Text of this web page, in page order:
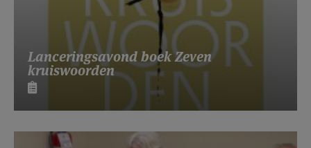
Lanceringsavond boek Zeven
kruiswoorden